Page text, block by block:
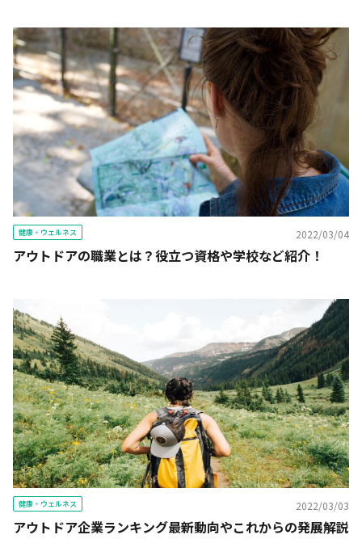
健康・ウェルネス 2022/03/04
アウトドアの職業とは？役立つ資格や学校など紹介！
健康・ウェルネス 2022/03/03
アウトドア企業ランキング最新動向やこれからの発展解説